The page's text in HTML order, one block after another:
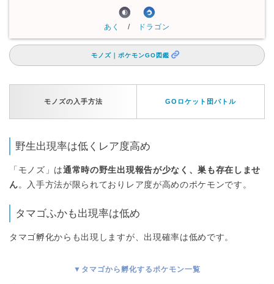
あく / ドラゴン
モノズ｜ポケモンGO図鑑
モノズの入手方法 GOロケット団バトル
野生出現率は低くレア度高め
「モノズ」は通常時の野生出現報告が少なく、巣も存在しませ
ん 。入手方法が限られておりレア度が高めのポケモンです。
タマゴふかも出現率は低め
タマゴ孵化からも出現しますが、出現確率は低めです。
▼タマゴから孵化するポケモン一覧